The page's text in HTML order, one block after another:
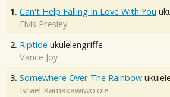
1. Can't Help Falling In Love With You
Elvis Presley
2. Riptide ukulelengriffe
Vance Joy
3. Somewhere Over The Rainbow
Israel Kamakawiwo'ole